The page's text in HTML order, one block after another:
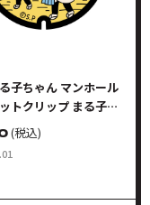
子ちゃん マンホール
トクリップ まる子＆
ーA
(税込)